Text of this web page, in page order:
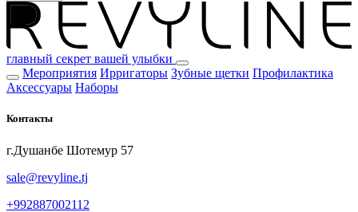
главный секрет вашей улыбки
Мероприятия Ирригаторы Зубные щетки Профилактика
Аксессуары Наборы
Контакты
г.Душанбе Шотемур 57
sale@revyline.tj
+992887002112